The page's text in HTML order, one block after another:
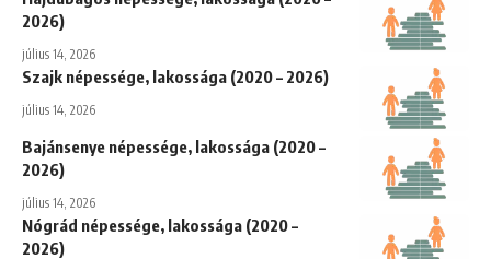
2026)
július 14, 2026
Szajk népessége, lakossága (2020 – 2026)
július 14, 2026
Bajánsenye népessége, lakossága (2020 –
2026)
július 14, 2026
Nógrád népessége, lakossága (2020 –
2026)